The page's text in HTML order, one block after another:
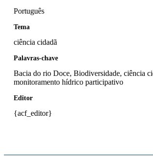
Português
Tema
ciência cidadã
Palavras-chave
Bacia do rio Doce, Biodiversidade, ciência
monitoramento hídrico participativo
Editor
{acf_editor}